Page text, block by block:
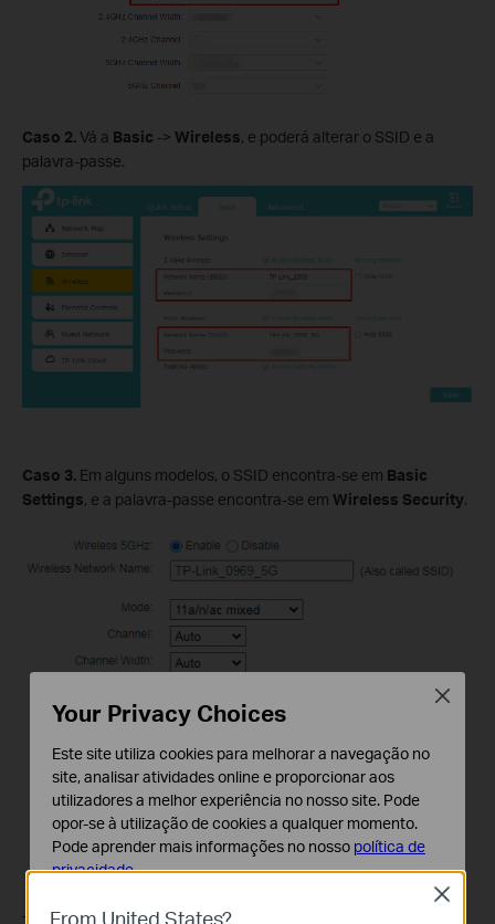
Caso 2.Vá a Basic -> Wireless, e poderá alterar o SSID e a
palavra-passe.
Caso 3. Em alguns modelos, o SSID encontra-se em Basic
Settings, e a palavra-passe encontra-se em Wireless Security.
From United States?
Close
Your Privacy Choices
Este site utiliza cookies para melhorar a navegação no
site, analisar atividades online e proporcionar aos
utilizadores a melhor experiência no nosso site. Pode
opor-se à utilização de cookies a qualquer momento.
Pode aprender mais informações no nosso política de
privacidade.
Cookies Básicos
Close